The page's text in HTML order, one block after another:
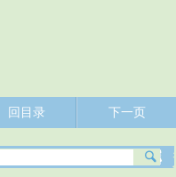
回目录 下一页